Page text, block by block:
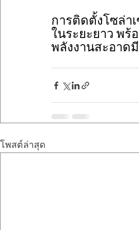
การติดตั้งโซล่า
ในระยะยาว พ
พลังงานสะอาด
โพสต์ล่าสุด